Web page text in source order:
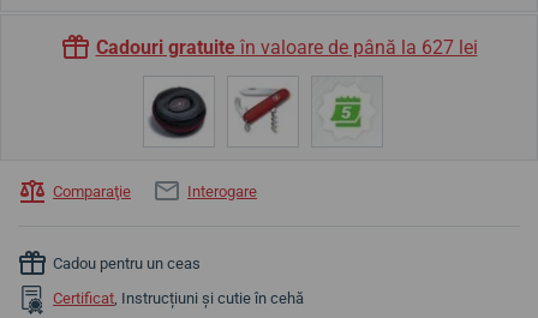
Cadouri gratuiteîn valoare de până la 627 lei
Comparaţie Interogare
Cadou pentru un ceas
Certificat, Instrucțiuni și cutie în cehă